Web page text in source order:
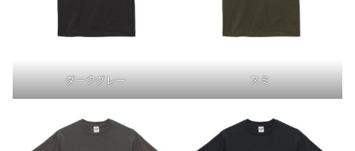
ダークグレー スミ